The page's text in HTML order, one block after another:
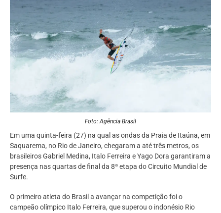
Foto: Agência Brasil
Em uma quinta-feira (27) na qual as ondas da Praia de Itaúna, em
Saquarema, no Rio de Janeiro, chegaram a até três metros, os
brasileiros Gabriel Medina, Italo Ferreira e Yago Dora garantiram a
presença nas quartas de final da 8ª etapa do Circuito Mundial de
Surfe.
O primeiro atleta do Brasil a avançar na competição foi o
campeão olímpico Italo Ferreira, que superou o indonésio Rio